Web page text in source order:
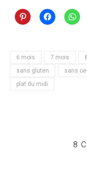
6 mois 7 mois
sans gluten
sans
plat du midi
8